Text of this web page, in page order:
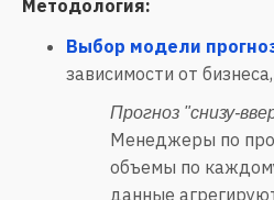
Методология:
Выбор модели
зависимости от
Прогноз "снизу-
Менеджеры по
объемы по
данные